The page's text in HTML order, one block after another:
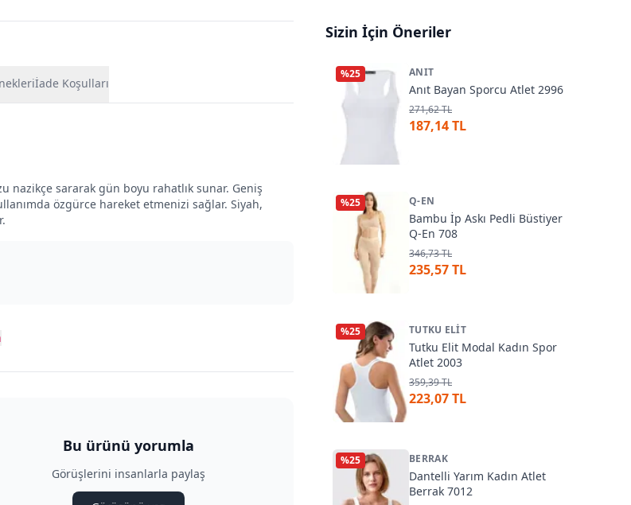
İade Koşulları
nazikçe sararak gün boyu rahatlık sunar. Geniş
özgürce hareket etmenizi sağlar. Siyah,
Bu ürünü yorumla
Görüşlerini insanlarla paylaş
Sizin İçin Öneriler
%25 ANIT
Anıt Bayan Sporcu Atlet 2996
271,62 TL
187,14 TL
%25 Q-EN
Bambu İp Askı Pedli Büstiyer
Q-En 708
346,73 TL
235,57 TL
%25 TUTKU ELIT
Tutku Elit Modal Kadın Spor
Atlet 2003
359,39 TL
223,07 TL
%25 BERRAK
Dantelli Yarım Kadın Atlet
Berrak 7012